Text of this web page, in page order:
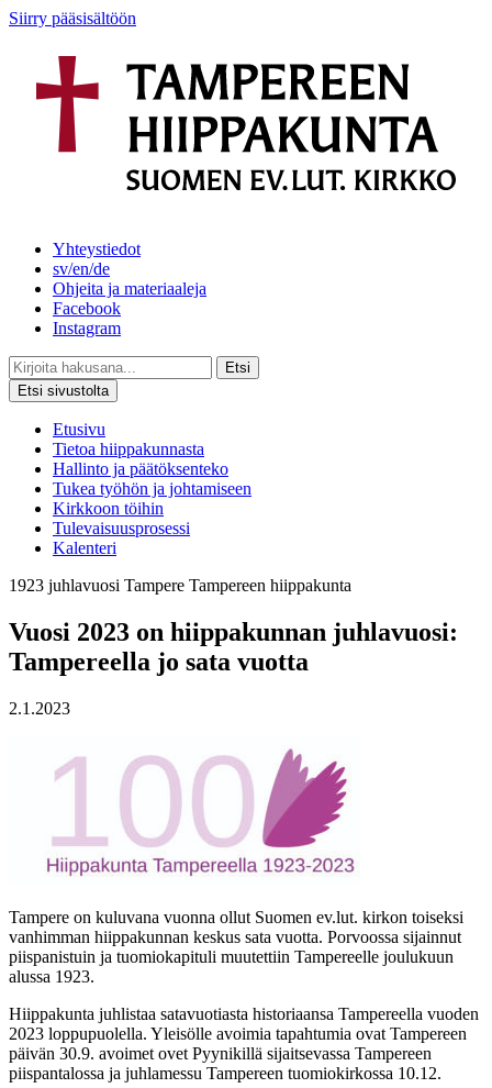
Siirry pääsisältöön
Yhteystiedot
sv/en/de
Ohjeita ja materiaaleja
Facebook
Instagram
Etsi
Etsi sivustolta
Etusivu
Tietoa hiippakunnasta
Hallinto ja päätöksenteko
Tukea työhön ja johtamiseen
Kirkkoon töihin
Tulevaisuusprosessi
Kalenteri
1923 juhlavuosi Tampere Tampereen hiippakunta
Vuosi 2023 on hiippakunnan juhlavuosi:
Tampereella jo sata vuotta
2.1.2023
Tampere on kuluvana vuonna ollut Suomen ev.lut. kirkon toiseksi
vanhimman hiippakunnan keskus sata vuotta. Porvoossa sijainnut
piispanistuin ja tuomiokapituli muutettiin Tampereelle joulukuun
alussa 1923.
Hiippakunta juhlistaa satavuotiasta historiaansa Tampereella vuoden
2023 loppupuolella. Yleisölle avoimia tapahtumia ovat Tampereen
päivän 30.9. avoimet ovet Pyynikillä sijaitsevassa Tampereen
piispantalossa ja juhlamessu Tampereen tuomiokirkossa 10.12.